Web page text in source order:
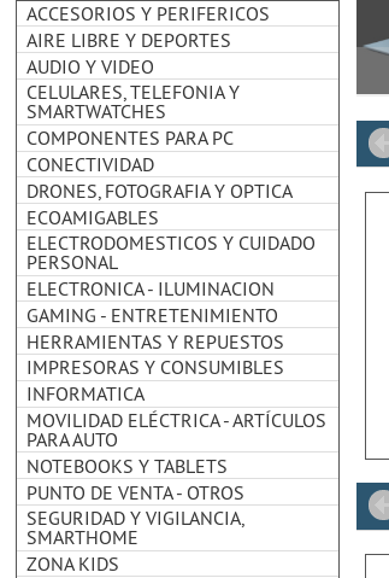
ACCESORIOS Y PERIFERICOS
AIRE LIBRE Y DEPORTES
AUDIO Y VIDEO
CELULARES, TELEFONIA Y
SMARTWATCHES
COMPONENTES PARA PC
CONECTIVIDAD
DRONES, FOTOGRAFIA Y OPTICA
ECOAMIGABLES
ELECTRODOMESTICOS Y CUIDADO
PERSONAL
ELECTRONICA - ILUMINACION
GAMING - ENTRETENIMIENTO
HERRAMIENTAS Y REPUESTOS
IMPRESORAS Y CONSUMIBLES
INFORMATICA
MOVILIDAD ELÉCTRICA - ARTÍCULOS
PARA AUTO
NOTEBOOKS Y TABLETS
PUNTO DE VENTA - OTROS
SEGURIDAD Y VIGILANCIA,
SMARTHOME
ZONA KIDS